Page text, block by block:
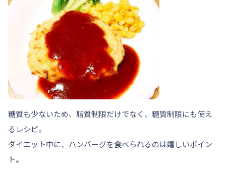
糖質も少ないため、脂質制限だけでなく、 糖質制限にも使え
る レシピ。
ダイエット中に、ハンバーグを食べられるのは嬉しいポイン
ト。